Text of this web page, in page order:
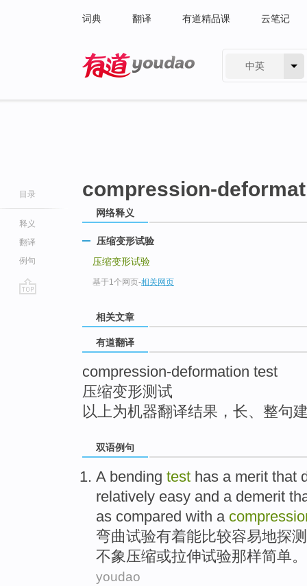
词典 翻译 有道精品课 云笔记
中英
目录
释义
翻译
例句
compression-
网络释义
压缩变形试验
压缩变形试验
基于1个网页-相关网页
相关文章
有道翻译
compression-deformation test
压缩变形测试
以上为机器翻译结果，长、整句
双语例句
A bending test has a merit that
relatively easy and a demerit
as compared with a
弯曲试验有着能比较容易地探测
不象 压缩或拉伸试验那样简单。
youdao